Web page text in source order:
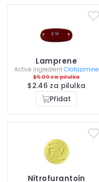
Lamprene
Active ingredientClofazimine
$5.00 za pilulka
$2.46 za pilulka
Přidat
Nitrofurantoin